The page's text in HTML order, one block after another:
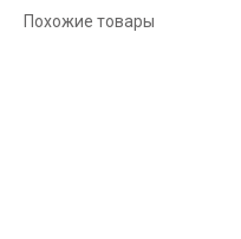
Похожие товары